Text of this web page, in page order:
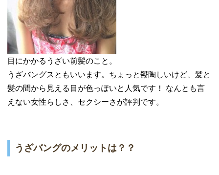
目にかかるうざい前髪のこと。
うざバングスともいいます。ちょっと鬱陶しいけど、髪と
髪の間から見える目が色っぽいと人気です！ なんとも言
えない女性らしさ、セクシーさが評判です。
うざバングのメリットは？？